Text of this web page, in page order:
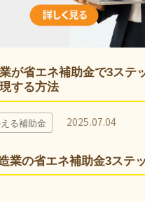
が省エネ補助金で3ステ
する方法
る補助金 2025.07.04
業の省エネ補助金3ステ